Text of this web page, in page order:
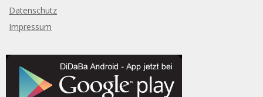
Datenschutz
Impressum